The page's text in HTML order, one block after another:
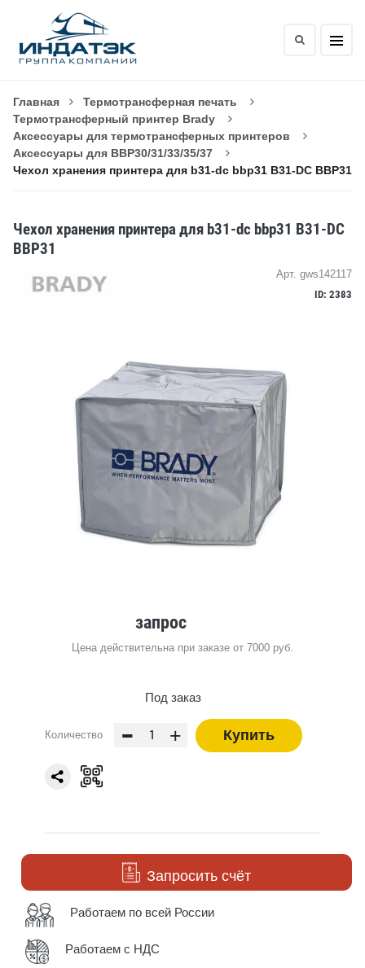
Главная
Термотрансферная печать
Термотрансферный принтер Brady
Аксессуары для термотрансферных принтеров
Аксессуары для BBP30/31/33/35/37
Чехол хранения принтера для b31-dc bbp31 B31-DC BBP31
Чехол хранения принтера для b31-dc bbp31 B31-DC
BBP31
Арт. gws142117
ID: 2383
запрос
Цена действительна при заказе от 7000 руб.
Под заказ
Количество - + Купить
Запросить счёт
Работаем по всей России
Работаем с НДС